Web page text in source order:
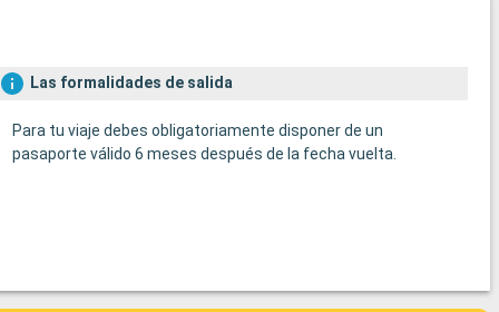
Las formalidades de salida
Para tu viaje debes obligatoriamente disponer de un
pasaporte válido 6 meses después de la fecha vuelta.